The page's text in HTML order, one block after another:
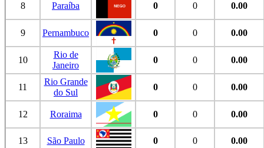
8 Paraíba 0 0 0.00
9 Pernambuco 0 0 0.00
10
Rio de
Janeiro
0 0 0.00
11
Rio Grande
do Sul
0 0 0.00
12 Roraima 0 0 0.00
13 São Paulo 0 0 0.00